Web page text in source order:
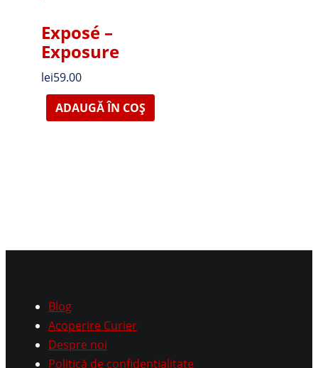
Exposé –
Exposure
lei59.00
ADAUGĂ ÎN COȘ
Blog
Acoperire Curier
Despre noi
Politică de confidențialitate